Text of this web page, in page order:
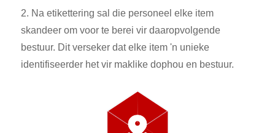
2. Na etikettering sal die personeel elke item
skandeer om voor te berei vir daaropvolgende
bestuur. Dit verseker dat elke item 'n unieke
identifiseerder het vir maklike dophou en bestuur.